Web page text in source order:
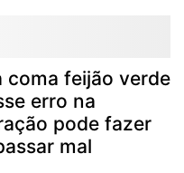
coma feijão verde
erro na
pode fazer
mal